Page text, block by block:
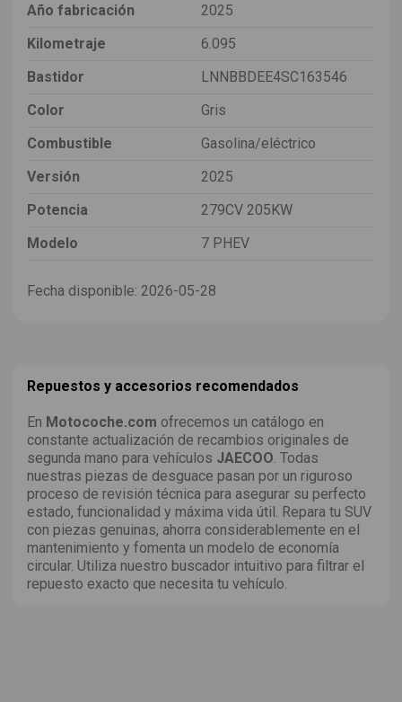
Año fabricación
2025
Kilometraje
6.095
Bastidor
LNNBBDEE4SC163546
Color
Gris
Combustible
Gasolina/eléctrico
Versión
2025
Potencia
279CV 205KW
Modelo
7 PHEV
Fecha disponible: 2026-05-28
Repuestos y accesorios recomendados
En Motocoche.com ofrecemos un catálogo en
constante actualización de recambios originales de
segunda mano para vehículos JAECOO . Todas
nuestras piezas de desguace pasan por un riguroso
proceso de revisión técnica para asegurar su perfecto
estado, funcionalidad y máxima vida útil. Repara tu SUV
con piezas genuinas, ahorra considerablemente en el
mantenimiento y fomenta un modelo de economía
circular. Utiliza nuestro buscador intuitivo para filtrar el
repuesto exacto que necesita tu vehículo.